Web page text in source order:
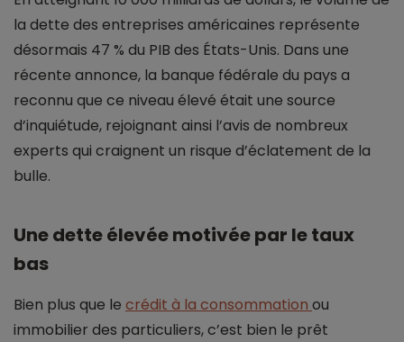
la dette des entreprises américaines représente
désormais 47 % du PIB des États-Unis. Dans une
récente annonce, la banque fédérale du pays a
reconnu que ce niveau élevé était une source
d’inquiétude, rejoignant ainsi l’avis de nombreux
experts qui craignent un risque d’éclatement de la
bulle.
Une dette élevée motivée par le taux
bas
Bien plus que le crédit à la consommation ou
immobilier des particuliers, c’est bien le prêt